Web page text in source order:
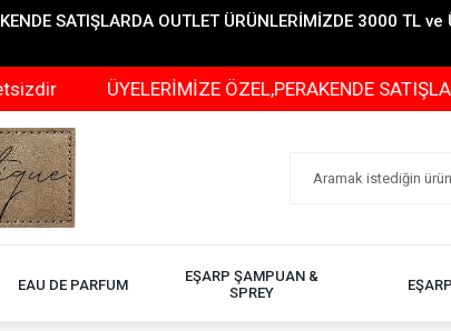
SATIŞLARDA OUTLET ÜRÜNLERİMİZDE 3000 TL
ÜYELERİMİZE ÖZEL,PERAKENDE
EAU DE PARFUM
EŞARP ŞAMPUAN &
SPREY
EŞARP